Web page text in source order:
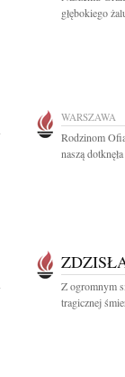
głębokiego
WARSZAWA
Rodzinom
naszą
Z ogromnym
tragicznej